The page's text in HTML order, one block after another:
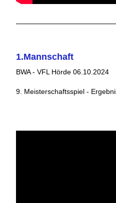
1.Mannschaft
BWA - VFL Hörde 06.10.2024
9. Meisterschaftsspiel -